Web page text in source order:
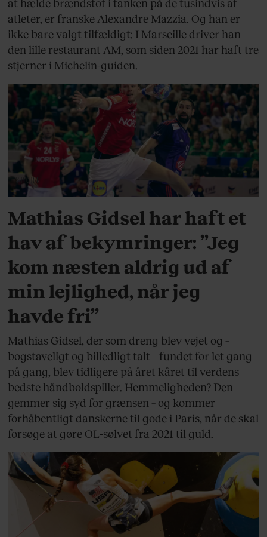
atleter, er franske Alexandre Mazzia. Og han er
ikke bare valgt tilfældigt: I Marseille driver han
den lille restaurant AM, som siden 2021 har haft tre
stjerner i Michelin-guiden.
SPORT
Mathias Gidsel har haft et
hav af bekymringer: ”Jeg
kom næsten aldrig ud af
min lejlighed, når jeg
havde fri”
Mathias Gidsel, der som dreng blev vejet og –
bogstaveligt og billedligt talt – fundet for let gang
på gang, blev tidligere på året kåret til verdens
bedste håndboldspiller. Hemmeligheden? Den
gemmer sig syd for grænsen – og kommer
forhåbentligt danskerne til gode i Paris, når de skal
forsøge at gøre OL-sølvet fra 2021 til guld.